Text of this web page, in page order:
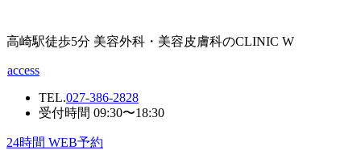
高崎駅徒歩5分 美容外科・美容皮膚科のCLINIC W
access
TEL.027-386-2828
受付時間 09:30〜18:30
24時間 WEB予約